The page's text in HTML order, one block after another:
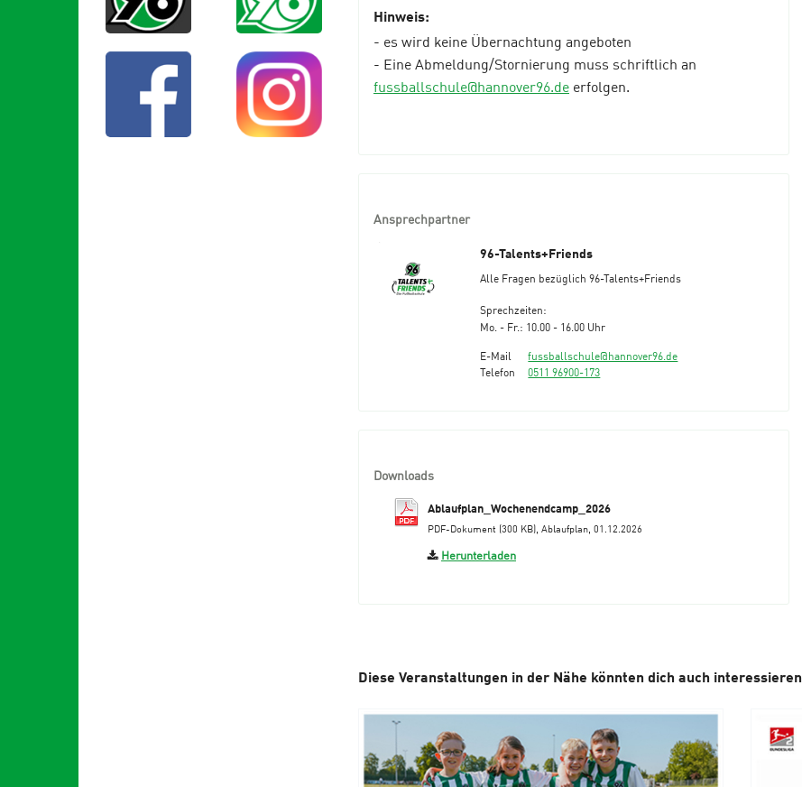
Hinweis:
- es wird keine Übernachtung angeboten
- Eine Abmeldung/Stornierung muss schriftlich an
fussballschule@hannover96.de erfolgen.
Ansprechpartner
96-Talents+Friends
Alle Fragen bezüglich 96-Talents+Friends
Sprechzeiten:
Mo. - Fr.: 10.00 - 16.00 Uhr
E-Mail
fussballschule@hannover96.de
Telefon
0511 96900-173
Downloads
Ablaufplan_Wochenendcamp_2026
PDF-Dokument (300 KB), Ablaufplan, 01.12.2026
Herunterladen
Diese Veranstaltungen in der Nähe könnten dich auch interessieren